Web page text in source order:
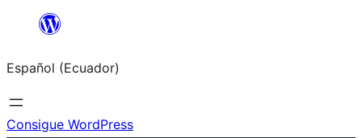
Saltar
contenido
Español (Ecuador)
Consigue WordPress